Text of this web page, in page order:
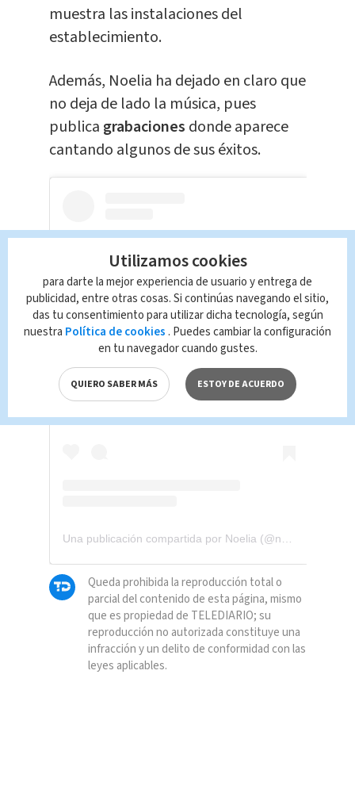
muestra las instalaciones del
establecimiento.
Además, Noelia ha dejado en claro que
no deja de lado la música, pues
publica grabaciones donde aparece
cantando algunos de sus éxitos.
Ver esta publicación en Instagram
Queda prohibida la reproducción total o
parcial del contenido de esta página, mismo
que es propiedad de TELEDIARIO; su
reproducción no autorizada constituye una
infracción y un delito de conformidad con las
leyes aplicables.
Utilizamos cookies
para darte la mejor experiencia de usuario y entrega de
publicidad, entre otras cosas. Si continúas navegando el sitio,
das tu consentimiento para utilizar dicha tecnología, según
nuestra Política de cookies . Puedes cambiar la configuración
en tu navegador cuando gustes.
QUIERO SABER MÁS ESTOY DE ACUERDO